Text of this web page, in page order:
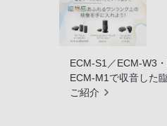
ECM-S1／ECM-W3
ECM-M1で収音した
ご紹介